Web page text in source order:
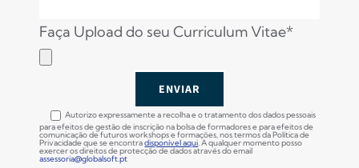
Faça Upload do seu Curriculum Vitae*
Autorizo expressamente a recolha e o tratamento dos dados pessoais
para efeitos de gestão de inscrição na bolsa de formadores e para efeitos de
comunicação de futuros workshops e formações, nos termos da Política de
Privacidade que se encontradisponível aqui . A qualquer momento posso
exercer os direitos de protecção de dados através do email
assessoria@globalsoft.pt